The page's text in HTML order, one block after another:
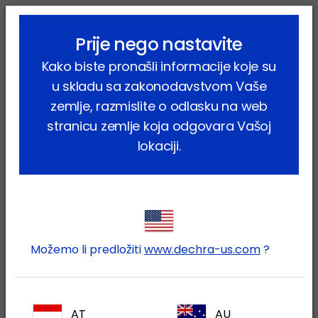
lock_outline search menu
Proizvodi
Farmaceutski proizvodi
Ceftiokal
lockPrijavite se na Vaš Dechra
Prije nego nastavite
Kako biste pronašli informacije koje su
u skladu sa zakonodavstvom Vaše
zemlje, razmislite o odlasku na web
stranicu zemlje koja odgovara Vašoj
lokaciji.
Možemo li predložitiwww.dechra-us.com?
AT AU